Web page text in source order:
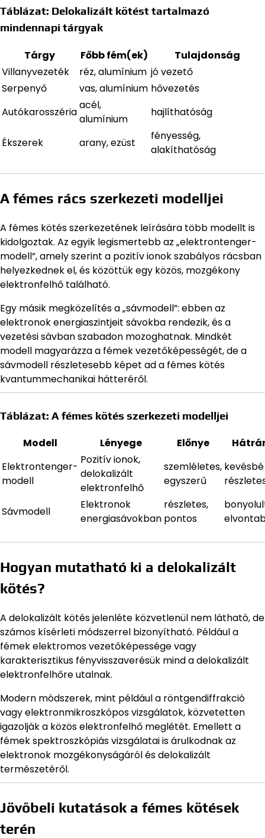
Táblázat: Delokalizált kötést tartalmazó
mindennapi tárgyak
Tárgy Főbb fém(ek)
Tulajdonság
Villanyvezeték
réz, alumínium jó vezető
Serpenyő
vas, alumínium hővezetés
Autókarosszéria
acél,
alumínium
hajlíthatóság
Ékszerek arany, ezüst
fényesség,
alakíthatóság
A fémes rács szerkezeti modelljei
A fémes kötés szerkezetének leírására több modellt is
kidolgoztak. Az egyik legismertebb az „elektrontenger-
modell”, amely szerint a pozitív ionok szabályos rácsban
helyezkednek el, és közöttük egy közös, mozgékony
elektronfelhő található.
Egy másik megközelítés a „sávmodell”: ebben az
elektronok energiaszintjeit sávokba rendezik, és a
vezetési sávban szabadon mozoghatnak. Mindkét
modell magyarázza a fémek vezetőképességét, de a
sávmodell részletesebb képet ad a fémes kötés
kvantummechanikai hátteréről.
Táblázat: A fémes kötés szerkezeti modelljei
Modell Lényege Előnye
Elektrontenger-
modell
Pozitív ionok,
delokalizált
elektronfelhő
szemléletes,
egyszerű
kevésbé
Sávmodell
Elektronok
energiasávokban
részletes,
pontos
Hogyan mutatható ki a delokalizált
kötés?
A delokalizált kötés jelenléte közvetlenül nem látható, de
számos kísérleti módszerrel bizonyítható. Például a
fémek elektromos vezetőképessége vagy
karakterisztikus fényvisszaverésük mind a delokalizált
elektronfelhőre utalnak.
Modern módszerek, mint például a röntgendiffrakció
vagy elektronmikroszkópos vizsgálatok, közvetetten
igazolják a közös elektronfelhő meglétét. Emellett a
fémek spektroszkópiás vizsgálatai is árulkodnak az
elektronok mozgékonyságáról és delokalizált
természetéről.
Jövőbeli kutatások a fémes kötések
terén